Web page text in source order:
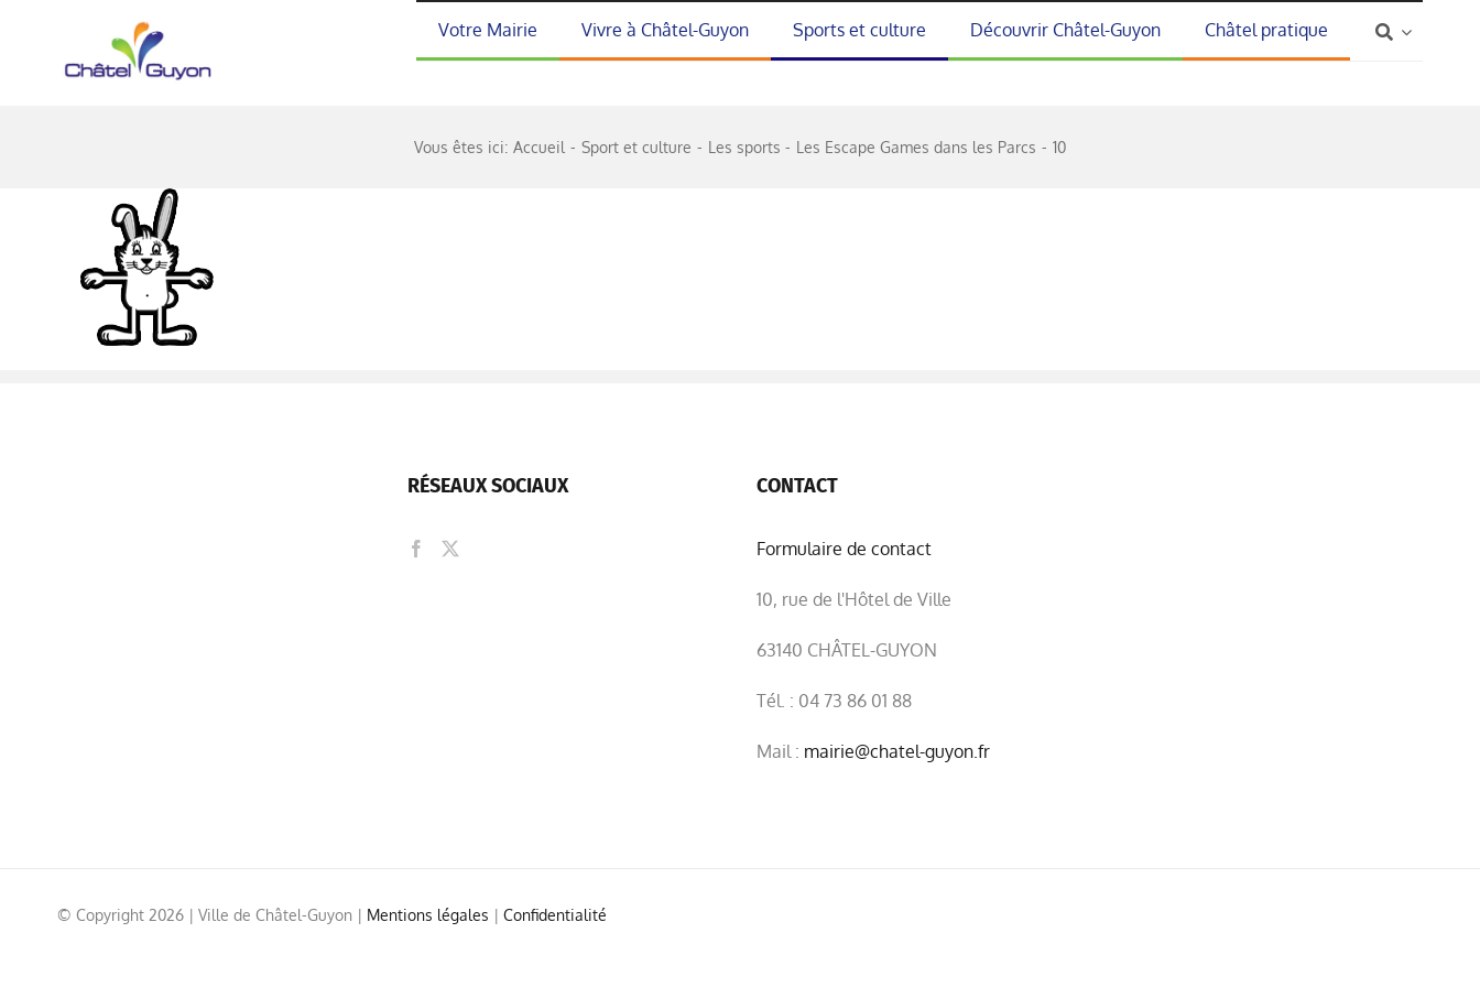
Votre Mairie Vivre à Châtel-Guyon Sports et culture Découvrir Châtel-Guyon Châtel pratique
Vous êtes ici: Accueil Sport et culture Les sports Les Escape Games dans les Parcs 10
RÉSEAUX SOCIAUX CONTACT
Formulaire de contact
10, rue de l'Hôtel de Ville
63140 CHÂTEL-GUYON
Tél. : 04 73 86 01 88
Mail : mairie@chatel-guyon.fr
© Copyright 2026 | Ville de Châtel-Guyon | Mentions légales | Confidentialité